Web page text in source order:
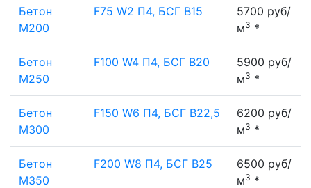
Бетон
М200
F75 W2 П4, БСГ В15
5700 руб/
м3 *
Бетон
М250
F100 W4 П4, БСГ В20
5900 руб/
м3 *
Бетон
М300
F150 W6 П4, БСГ В22,5
6200 руб/
м3 *
Бетон
М350
F200 W8 П4, БСГ В25
6500 руб/
м3 *